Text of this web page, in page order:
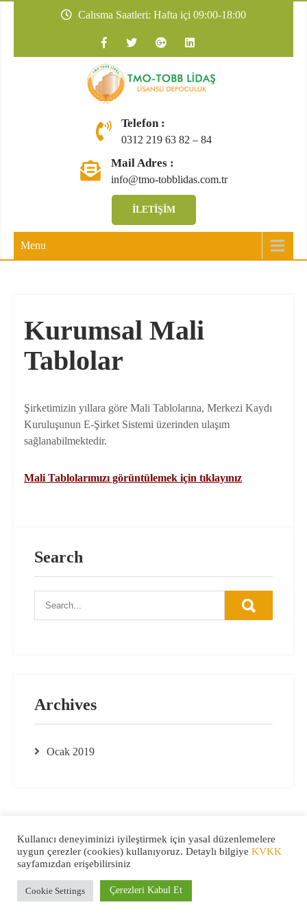
Calısma Saatleri: Hafta içi 09:00-18:00
TMO-TOBB
Telefon :
0312 219 63 82 – 84
Mail Adres :
info@tmo-tobblidas.com.tr
İLETIŞIM
Menu
Kurumsal Mali
Tablolar
Şirketimizin yıllara göre Mali Tablolarına, Merkezi Kaydı
Kuruluşunun E-Şirket Sistemi üzerinden ulaşım
sağlanabilmektedir.
Mali Tablolarımızı görüntülemek için tıklayınız
Search
Archives
Ocak 2019
TMO-TOBB - 2022
İletişim
Kullanıcı deneyiminizi iyileştirmek için yasal düzenlemelere
uygun çerezler (cookies) kullanıyoruz. Detaylı bilgiye KVKK
sayfamızdan erişebilirsiniz
Cookie Settings Çerezleri Kabul Et